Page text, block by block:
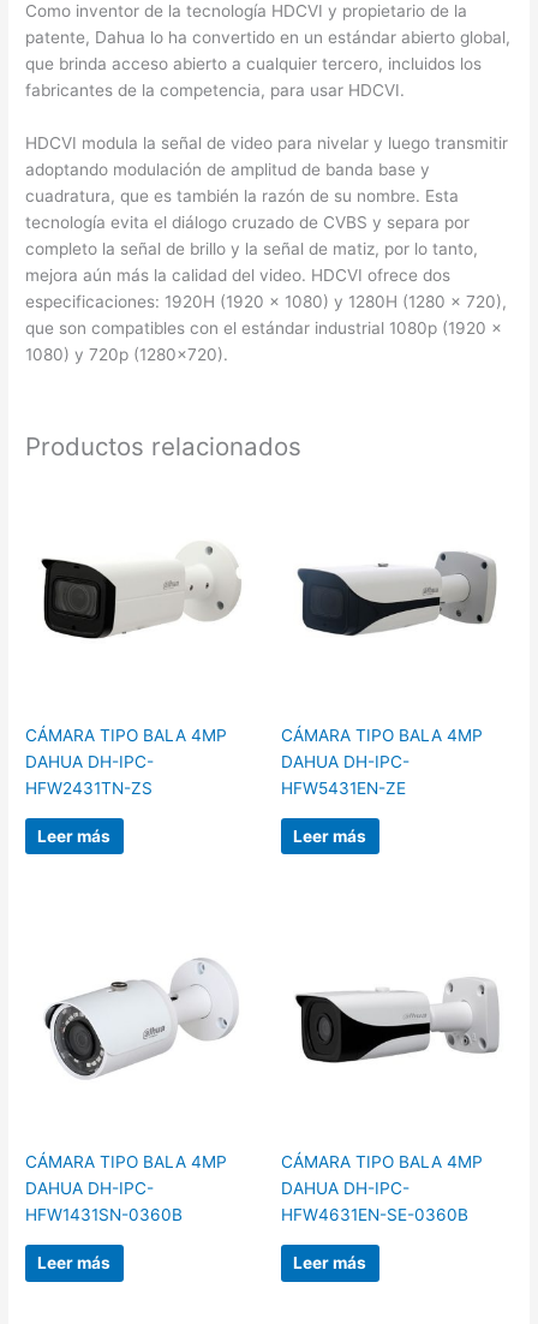
Como inventor de la tecnología HDCVI y propietario de la
patente, Dahua lo ha convertido en un estándar abierto global,
que brinda acceso abierto a cualquier tercero, incluidos los
fabricantes de la competencia, para usar HDCVI.
HDCVI modula la señal de video para nivelar y luego transmitir
adoptando modulación de amplitud de banda base y
cuadratura, que es también la razón de su nombre. Esta
tecnología evita el diálogo cruzado de CVBS y separa por
completo la señal de brillo y la señal de matiz, por lo tanto,
mejora aún más la calidad del video. HDCVI ofrece dos
especificaciones: 1920H (1920 × 1080) y 1280H (1280 × 720),
que son compatibles con el estándar industrial 1080p (1920 ×
1080) y 720p (1280×720).
Productos relacionados
CÁMARA TIPO BALA 4MP
DAHUA DH-IPC-
HFW2431TN-ZS
Leer más
CÁMARA TIPO BALA 4MP
DAHUA DH-IPC-
HFW5431EN-ZE
Leer más
CÁMARA TIPO BALA 4MP
DAHUA DH-IPC-
HFW1431SN-0360B
Leer más
CÁMARA TIPO BALA 4MP
DAHUA DH-IPC-
HFW4631EN-SE-0360B
Leer más